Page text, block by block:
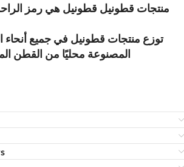
منتجات قطونيل قطونيل هي رمز الراحة
توزع منتجات قطونيل في جميع أنحاء
المصنوعة محليًا من القطن